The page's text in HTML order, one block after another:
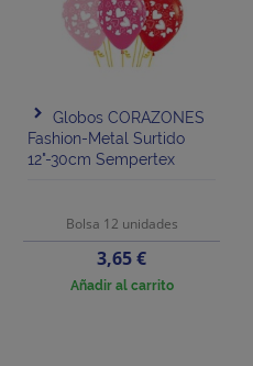
Globos CORAZONES
Fashion-Metal Surtido
12"-30cm Sempertex
Bolsa 12 unidades
Precio
3,65 €
Añadir al carrito